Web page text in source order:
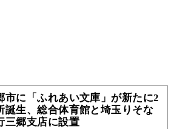
市に「ふれあい文庫」が新たに2
誕生、総合体育館と埼玉りそな
三郷支店に設置